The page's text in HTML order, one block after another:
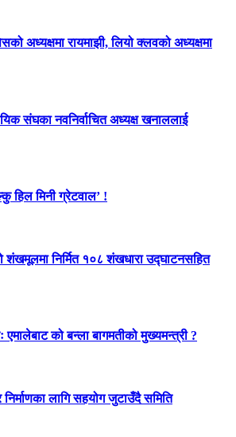
अध्यक्षमा रायमाझी, लियो क्लवको अध्यक्षमा
संघका नवनिर्वाचित अध्यक्ष खनाललाई
हिल मिनी ग्रेटवाल’ !
निर्मित १०८ शंखधारा उद्घाटनसहित
एमालेबाट को बन्ला बागमतीको मुख्यमन्त्री ?
लागि सहयोग जुटाउँदै समिति